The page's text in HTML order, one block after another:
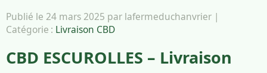
Publié le 24 mars 2025 par lafermeduchanvrier |
Catégorie : Livraison CBD
CBD ESCUROLLES – Livraison